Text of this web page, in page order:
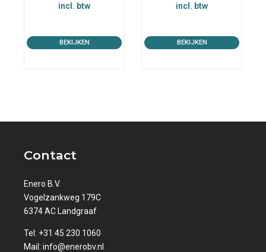
prijs
incl. btw
BEKIJKEN
prijs
incl. btw
BEKIJKEN
Contact
Enero B.V.
Vogelzankweg 179C
6374 AC Landgraaf
Tel: +31 45 230 1060
Mail: info@enerobv.nl